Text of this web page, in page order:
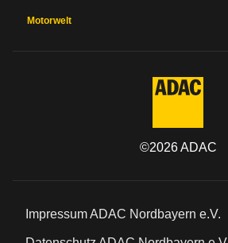
Motorwelt
©2026ADAC
Impressum ADAC Nordbayern e.V.